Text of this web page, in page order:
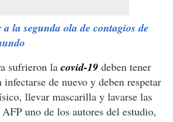
la segunda ola de contagios de
sufrieron la covid-19 deben tener
infectarse de nuevo y deben respetar
llevar mascarilla y lavarse las
uno de los autores del estudio,